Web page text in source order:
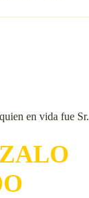
en vida fue Sr.